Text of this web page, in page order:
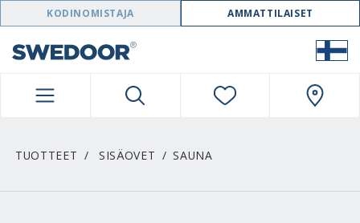
SWEDOOR NAVIGATION
KODINOMISTAJA AMMATTILAISET
TUOTTEET SISÄOVET SAUNA